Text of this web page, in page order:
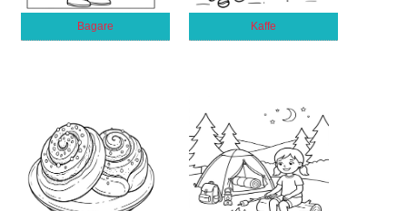
Bagare Kaffe